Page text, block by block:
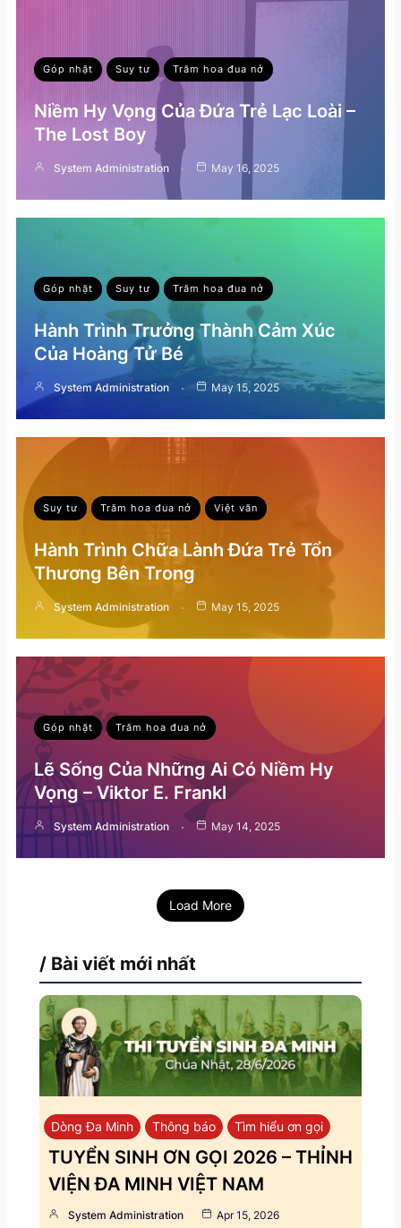
Góp nhặt Suy tư Trăm hoa đua nở
Niềm Hy Vọng Của Đứa Trẻ Lạc Loài –
The Lost Boy
System Administration May 16, 2025
Góp nhặt Suy tư Trăm hoa đua nở
Hành Trình Trưởng Thành Cảm Xúc
Của Hoàng Tử Bé
System Administration May 15, 2025
Suy tư Trăm hoa đua nở Việt văn
Hành Trình Chữa Lành Đứa Trẻ Tổn
Thương Bên Trong
System Administration May 15, 2025
Góp nhặt Trăm hoa đua nở
Lẽ Sống Của Những Ai Có Niềm Hy
Vọng – Viktor E. Frankl
System Administration May 14, 2025
Load More
/ Bài viết mới nhất
Dòng Đa Minh Thông báo Tìm hiểu ơn gọi
TUYỂN SINH ƠN GỌI 2026 – THỈNH
VIỆN ĐA MINH VIỆT NAM
System Administration Apr 15, 2026